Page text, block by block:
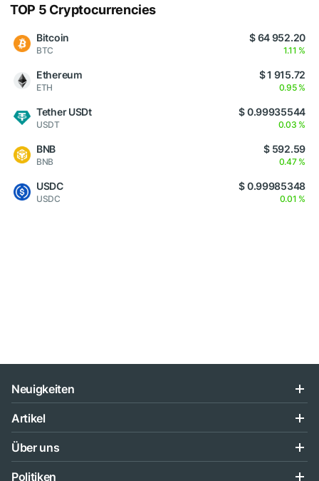
TOP 5 Cryptocurrencies
Bitcoin
BTC
$ 64 952.20
1.11 %
Ethereum
ETH
$ 1 915.72
0.95 %
Tether USDt
USDT
$ 0.99935544
0.03 %
BNB
BNB
$ 592.59
0.47 %
USDC
USDC
$ 0.99985348
0.01 %
Neuigkeiten
Artikel
Über uns
Politiken